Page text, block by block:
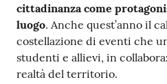
Tutti
gli
argomenti...
cittadinanza come
luogo. Anche quest’anno il
costellazione di eventi che
studenti e allievi, in
realtà del territorio.